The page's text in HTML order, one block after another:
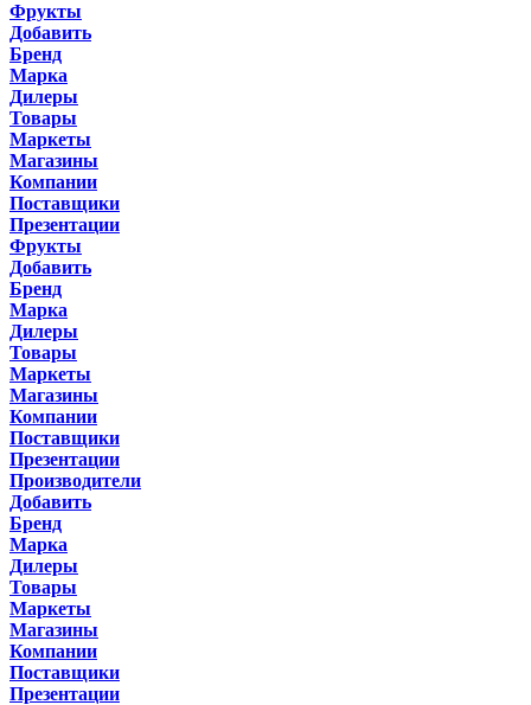
Фрукты
Добавить
Бренд
Марка
Дилеры
Товары
Маркеты
Магазины
Компании
Поставщики
Презентации
Фрукты
Добавить
Бренд
Марка
Дилеры
Товары
Маркеты
Магазины
Компании
Поставщики
Презентации
Производители
Добавить
Бренд
Марка
Дилеры
Товары
Маркеты
Магазины
Компании
Поставщики
Презентации